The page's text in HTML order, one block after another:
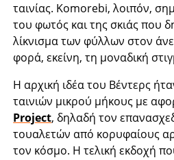
ταινίας. Komorebi, λοιπόν,
του φωτός και της σκιάς που
λίκνισμα των φύλλων στον
φορά, εκείνη, τη μοναδική
Η αρχική ιδέα του Βέντερς
ταινιών μικρού μήκους με
Project, δηλαδή τον
τουαλετών από κορυφαίους
τον κόσμο. Η τελική εκδοχή